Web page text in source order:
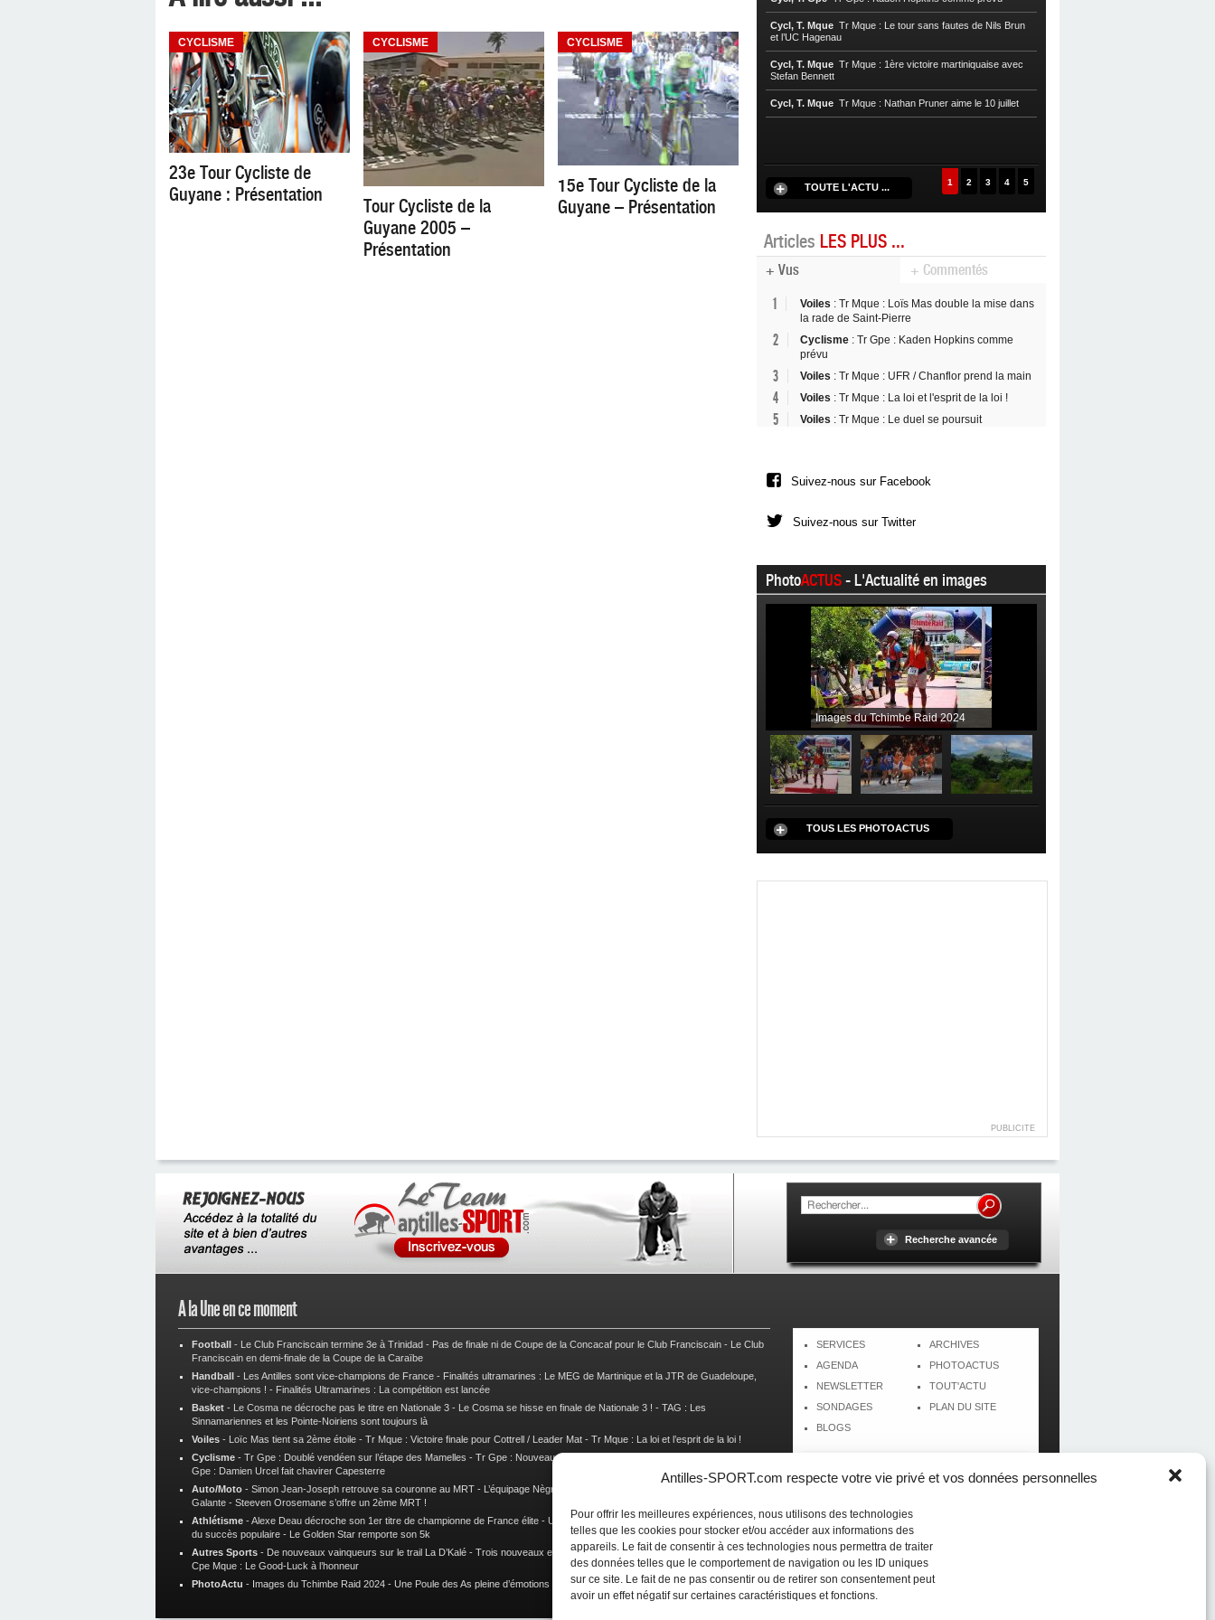
Antilles-SPORT.com respecte votre vie privé et vos données personnelles
Pour offrir les meilleures expériences, nous utilisons des technologies
telles que les cookies pour stocker et/ou accéder aux informations des
appareils. Le fait de consentir à ces technologies nous permettra de traiter
des données telles que le comportement de navigation ou les ID uniques
sur ce site. Le fait de ne pas consentir ou de retirer son consentement peut
avoir un effet négatif sur certaines caractéristiques et fonctions.
CYCLISME
23e Tour Cycliste de
Guyane : Présentation
CYCLISME
Tour Cycliste de la
Guyane 2005 –
Présentation
CYCLISME
15e Tour Cycliste de la
Guyane – Présentation
Cycl, T. Mque Tr Mque : Le tour sans fautes de Nils Brun
et l’UC Hagenau
Cycl, T. Mque Tr Mque : 1ère victoire martiniquaise avec
Stefan Bennett
Cycl, T. Mque Tr Mque : Nathan Pruner aime le 10 juillet
TOUTE L'ACTU ... 1 2 3 4 5
Articles LES PLUS ...
+ Vus + Commentés
1 Voiles : Tr Mque : Loïs Mas double la mise dans
la rade de Saint-Pierre
2 Cyclisme : Tr Gpe : Kaden Hopkins comme
prévu
3 Voiles : Tr Mque : UFR / Chanflor prend la main
4 Voiles : Tr Mque : La loi et l'esprit de la loi !
5 Voiles : Tr Mque : Le duel se poursuit
Suivez-nous sur Facebook
Suivez-nous sur Twitter
PhotoACTUS- L'Actualité en images
Images du Tchimbe Raid 2024
TOUS LES PHOTOACTUS
PUBLICITE
Recherche avancée
A la Une en ce moment
Football - Le Club Franciscain termine 3e à Trinidad - Pas de finale ni de Coupe de la Concacaf pour le Club Franciscain - Le Club
Franciscain en demi-finale de la Coupe de la Caraïbe
Handball - Les Antilles sont vice-champions de France - Finalités ultramarines : Le MEG de Martinique et la JTR de Guadeloupe,
vice-champions ! - Finalités Ultramarines : La compétition est lancée
Basket - Le Cosma ne décroche pas le titre en Nationale 3 - Le Cosma se hisse en finale de Nationale 3 ! - TAG : Les
Sinnamariennes et les Pointe-Noiriens sont toujours là
Voiles - Loïc Mas tient sa 2ème étoile - Tr Mque : Victoire finale pour Cottrell / Leader Mat - Tr Mque : La loi et l’esprit de la loi !
Cyclisme - Tr Gpe : Doublé vendéen sur l’étape des Mamelles - Tr Gpe : Nouveau changement de leader, Damien Urcel out
Gpe : Damien Urcel fait chavirer Capesterre
Auto/Moto - Simon Jean-Joseph retrouve sa couronne au MRT - L’équipage Nègre – Gérard remporte le 9e rallye du Pays Marie-
Galante - Steeven Orosemane s’offre un 2ème MRT !
Athlétisme -Alexe Deau décroche son 1er titre de championne de France élite - Un semi marathon sous le signe de la chaleur et
du succès populaire - Le Golden Star remporte son 5k
Autres Sports - De nouveaux vainqueurs sur le trail La D’Kalé - Trois nouveaux et un habitué au palmarès du Trail des Trésors-
Cpe Mque : Le Good-Luck à l’honneur
PhotoActu - Images du Tchimbe Raid 2024 - Une Poule des As pleine d’émotions ! Images de la Woulib 113 X-Trem
SERVICES
AGENDA
NEWSLETTER
SONDAGES
BLOGS
ARCHIVES
PHOTOACTUS
TOUT'ACTU
PLAN DU SITE